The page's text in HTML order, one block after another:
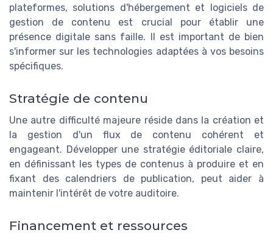
plateformes, solutions d'hébergement et logiciels de
gestion de contenu est crucial pour établir une
présence digitale sans faille. Il est important de bien
s'informer sur les technologies adaptées à vos besoins
spécifiques.
Stratégie de contenu
Une autre difficulté majeure réside dans la création et
la gestion d'un flux de contenu cohérent et
engageant. Développer une stratégie éditoriale claire,
en définissant les types de contenus à produire et en
fixant des calendriers de publication, peut aider à
maintenir l'intérêt de votre auditoire.
Financement et ressources